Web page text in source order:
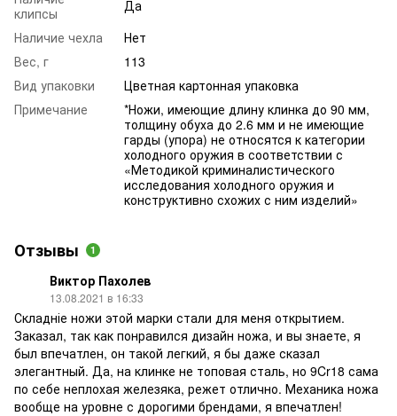
клипсы
Да
Наличие чехла
Нет
Вес, г
113
Вид упаковки
Цветная картонная упаковка
Примечание
*Ножи, имеющие длину клинка до 90 мм,
толщину обуха до 2.6 мм и не имеющие
гарды (упора) не относятся к категории
холодного оружия в соответствии с
«Методикой криминалистического
исследования холодного оружия и
конструктивно схожих с ним изделий»
Отзывы 1
Виктор Пахолев
13.08.2021 в 16:33
Складніе ножи этой марки стали для меня открытием.
Заказал, так как понравился дизайн ножа, и вы знаете, я
был впечатлен, он такой легкий, я бы даже сказал
элегантный. Да, на клинке не топовая сталь, но 9Cr18 сама
по себе неплохая железяка, режет отлично. Механика ножа
вообще на уровне с дорогими брендами, я впечатлен!